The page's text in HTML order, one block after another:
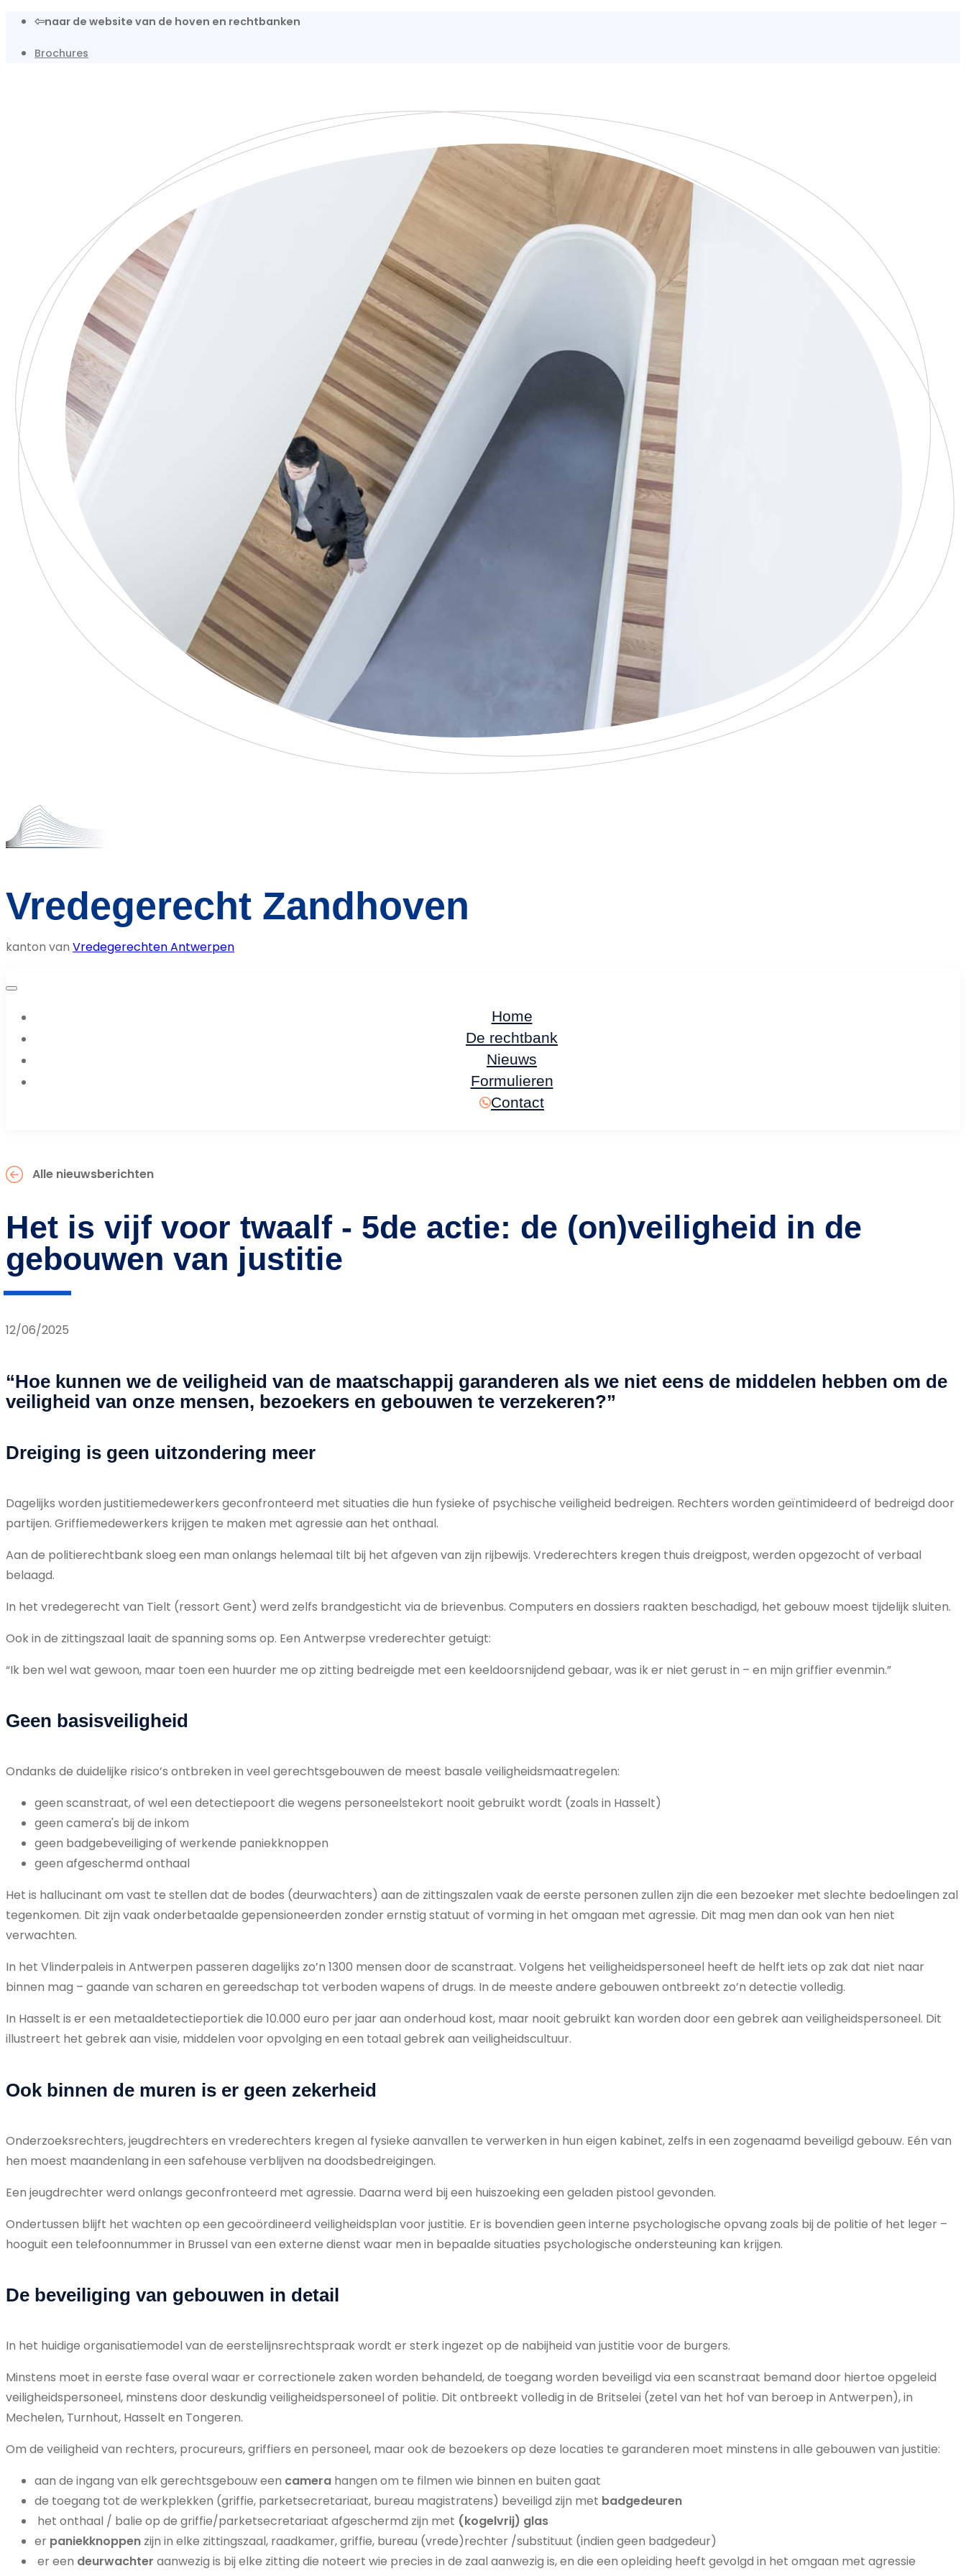
Overslaannaar de website van de hoven en rechtbanken
Brochures
Vredegerecht Zandhoven
kanton van Vredegerechten Antwerpen
Home
De rechtbank
Nieuws
Formulieren
Contact
Alle nieuwsberichten
Het is vijf voor twaalf - 5de actie: de (on)veiligheid in de
gebouwen van justitie
12/06/2025
“Hoe kunnen we de veiligheid van de maatschappij garanderen als we niet eens de middelen hebben om de
veiligheid van onze mensen, bezoekers en gebouwen te verzekeren?”
Dreiging is geen uitzondering meer
Dagelijks worden justitiemedewerkers geconfronteerd met situaties die hun fysieke of psychische veiligheid bedreigen. Rechters worden geïntimideerd of bedreigd door
partijen. Griffiemedewerkers krijgen te maken met agressie aan het onthaal.
Aan de politierechtbank sloeg een man onlangs helemaal tilt bij het afgeven van zijn rijbewijs. Vrederechters kregen thuis dreigpost, werden opgezocht of verbaal
belaagd.
In het vredegerecht van Tielt (ressort Gent) werd zelfs brandgesticht via de brievenbus. Computers en dossiers raakten beschadigd, het gebouw moest tijdelijk sluiten.
Ook in de zittingszaal laait de spanning soms op. Een Antwerpse vrederechter getuigt:
“Ik ben wel wat gewoon, maar toen een huurder me op zitting bedreigde met een keeldoorsnijdend gebaar, was ik er niet gerust in – en mijn griffier evenmin.”
Geen basisveiligheid
Ondanks de duidelijke risico’s ontbreken in veel gerechtsgebouwen de meest basale veiligheidsmaatregelen:
geen scanstraat, of wel een detectiepoort die wegens personeelstekort nooit gebruikt wordt (zoals in Hasselt)
geen camera's bij de inkom
geen badgebeveiliging of werkende paniekknoppen
geen afgeschermd onthaal
Het is hallucinant om vast te stellen dat de bodes (deurwachters) aan de zittingszalen vaak de eerste personen zullen zijn die een bezoeker met slechte bedoelingen zal
tegenkomen. Dit zijn vaak onderbetaalde gepensioneerden zonder ernstig statuut of vorming in het omgaan met agressie. Dit mag men dan ook van hen niet
verwachten.
In het Vlinderpaleis in Antwerpen passeren dagelijks zo’n 1300 mensen door de scanstraat. Volgens het veiligheidspersoneel heeft de helft iets op zak dat niet naar
binnen mag – gaande van scharen en gereedschap tot verboden wapens of drugs. In de meeste andere gebouwen ontbreekt zo’n detectie volledig.
In Hasselt is er een metaaldetectieportiek die 10.000 euro per jaar aan onderhoud kost, maar nooit gebruikt kan worden door een gebrek aan veiligheidspersoneel. Dit
illustreert het gebrek aan visie, middelen voor opvolging en een totaal gebrek aan veiligheidscultuur.
Ook binnen de muren is er geen zekerheid
Onderzoeksrechters, jeugdrechters en vrederechters kregen al fysieke aanvallen te verwerken in hun eigen kabinet, zelfs in een zogenaamd beveiligd gebouw. Eén van
hen moest maandenlang in een safehouse verblijven na doodsbedreigingen.
Een jeugdrechter werd onlangs geconfronteerd met agressie. Daarna werd bij een huiszoeking een geladen pistool gevonden.
Ondertussen blijft het wachten op een gecoördineerd veiligheidsplan voor justitie. Er is bovendien geen interne psychologische opvang zoals bij de politie of het leger –
hooguit een telefoonnummer in Brussel van een externe dienst waar men in bepaalde situaties psychologische ondersteuning kan krijgen.
De beveiliging van gebouwen in detail
In het huidige organisatiemodel van de eerstelijnsrechtspraak wordt er sterk ingezet op de nabijheid van justitie voor de burgers.
Minstens moet in eerste fase overal waar er correctionele zaken worden behandeld, de toegang worden beveiligd via een scanstraat bemand door hiertoe opgeleid
veiligheidspersoneel, minstens door deskundig veiligheidspersoneel of politie. Dit ontbreekt volledig in de Britselei (zetel van het hof van beroep in Antwerpen), in
Mechelen, Turnhout, Hasselt en Tongeren.
Om de veiligheid van rechters, procureurs, griffiers en personeel, maar ook de bezoekers op deze locaties te garanderen moet minstens in alle gebouwen van justitie:
aan de ingang van elk gerechtsgebouw een camera hangen om te filmen wie binnen en buiten gaat
de toegang tot de werkplekken (griffie, parketsecretariaat, bureau magistratens) beveiligd zijn met badgedeuren
het onthaal / balie op de griffie/parketsecretariaat afgeschermd zijn met (kogelvrij) glas
er paniekknoppen zijn in elke zittingszaal, raadkamer, griffie, bureau (vrede)rechter /substituut (indien geen badgedeur)
er een deurwachter aanwezig is bij elke zitting die noteert wie precies in de zaal aanwezig is, en die een opleiding heeft gevolgd in het omgaan met agressie